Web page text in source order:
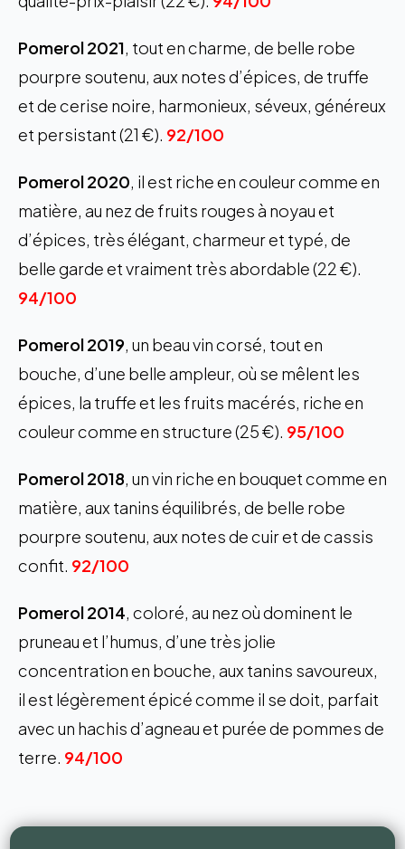
Pomerol 2021 , tout en charme, de belle robe
pourpre soutenu, aux notes d’épices, de truffe
et de cerise noire, harmonieux, séveux, généreux
et persistant (21 €). 92/100
Pomerol 2020 , il est riche en couleur comme en
matière, au nez de fruits rouges à noyau et
d’épices, très élégant, charmeur et typé, de
belle garde et vraiment très abordable (22 €).
94/100
Pomerol 2019 , un beau vin corsé, tout en
bouche, d’une belle ampleur, où se mêlent les
épices, la truffe et les fruits macérés, riche en
couleur comme en structure (25 €). 95/100
Pomerol 2018 , un vin riche en bouquet comme en
matière, aux tanins équilibrés, de belle robe
pourpre soutenu, aux notes de cuir et de cassis
confit. 92/100
Pomerol 2014 , coloré, au nez où dominent le
pruneau et l’humus, d’une très jolie
concentration en bouche, aux tanins savoureux,
il est légèrement épicé comme il se doit, parfait
avec un hachis d’agneau et purée de pommes de
terre. 94/100